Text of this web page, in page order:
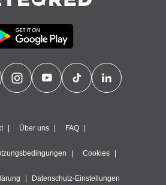
Über uns FAQ
Cookies
Datenschutz-Einstellungen